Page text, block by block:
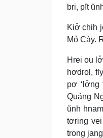
bri, pĭt
Kiơ̆ chih
Mỏ Cày.
Hrei ou
hơdrol,
pơ ‘lơ̆ng
Quảng
ŭnh
tơring
trong